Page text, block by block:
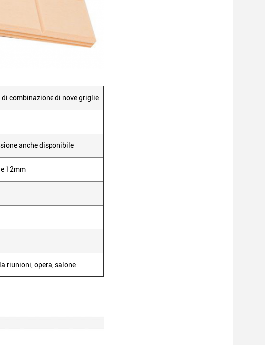
combinazione di nove griglie
anche disponibile
12mm
riunioni, opera, salone